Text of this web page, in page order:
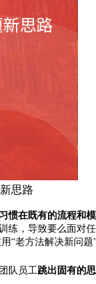
思路
惯在既有的流程和
练，导致要么面对
“老方法解决新问题
队员工跳出固有的